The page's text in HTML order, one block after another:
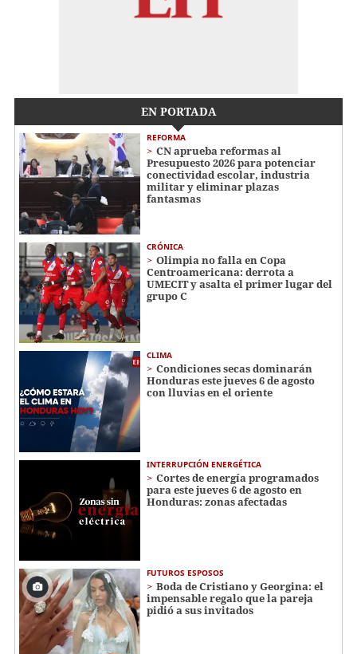
EN PORTADA
REFORMA
CN aprueba reformas al
Presupuesto 2026 para potenciar
conectividad escolar, industria
militar y eliminar plazas
fantasmas
CRÓNICA
Olimpia no falla en Copa
Centroamericana: derrota a
UMECIT y asalta el primer lugar del
grupo C
CLIMA
Condiciones secas dominarán
Honduras este jueves 6 de agosto
con lluvias en el oriente
INTERRUPCIÓN ENERGÉTICA
Cortes de energía programados
para este jueves 6 de agosto en
Honduras: zonas afectadas
FUTUROS ESPOSOS
Boda de Cristiano y Georgina: el
impensable regalo que la pareja
pidió a sus invitados